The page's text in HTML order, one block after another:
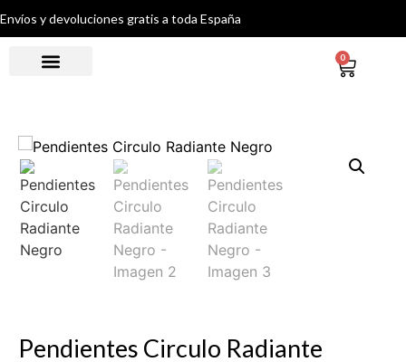
Envíos y devoluciones gratis a toda España
0
Pendientes Circulo Radiante